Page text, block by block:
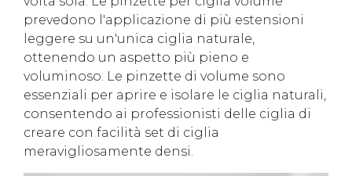
prevedono l'applicazione di più estensioni
leggere su un'unica ciglia naturale,
ottenendo un aspetto più pieno e
voluminoso. Le pinzette di volume sono
essenziali per aprire e isolare le ciglia naturali,
consentendo ai professionisti delle ciglia di
creare con facilità set di ciglia
meravigliosamente densi.